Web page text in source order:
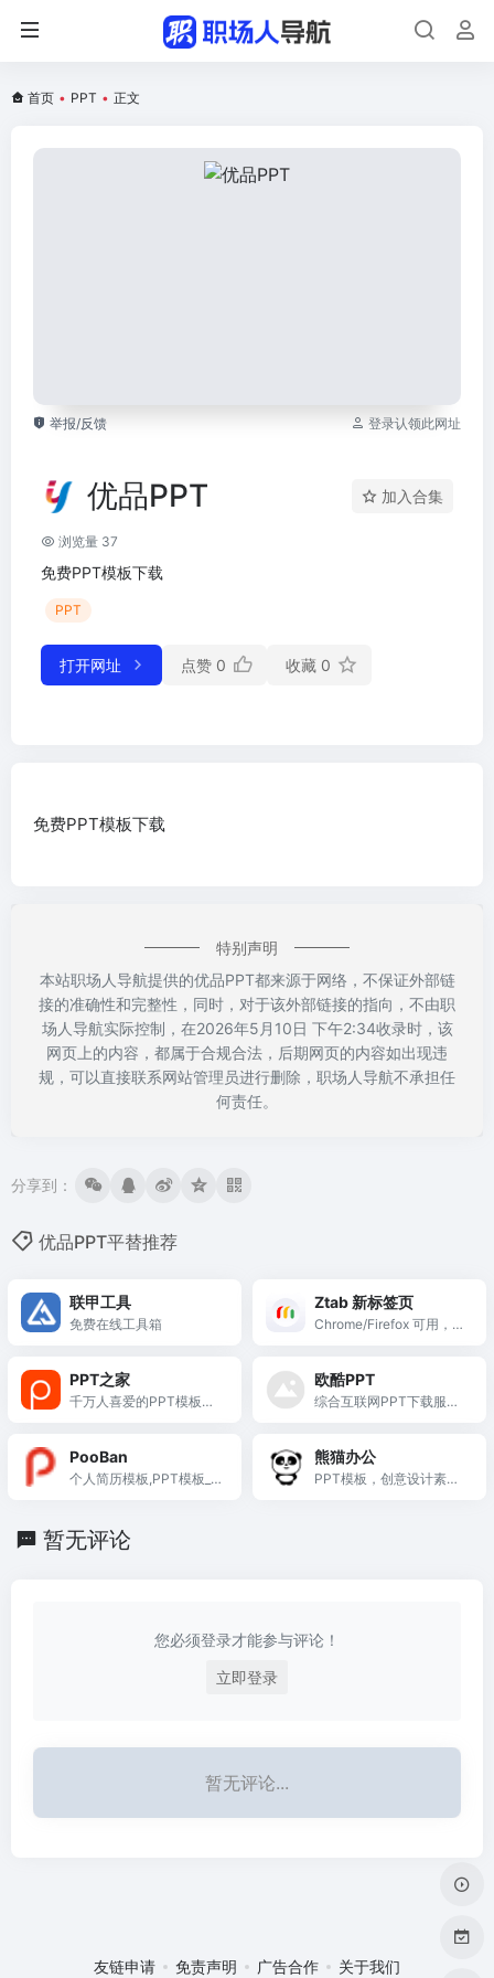
首页 • PPT • 正文
举报/反馈 登录认领此网址
优品PPT 加入合集
浏览量 37
免费PPT模板下载
PPT
打开网址 点赞 0 收藏 0
免费PPT模板下载
特别声明
本站职场人导航提供的优品PPT都来源于网络，不保证外部链
接的准确性和完整性，同时，对于该外部链接的指向，不由职
场人导航实际控制，在2026年5月10日 下午2:34收录时，该
网页上的内容，都属于合规合法，后期网页的内容如出现违
规，可以直接联系网站管理员进行删除，职场人导航不承担任
何责任。
分享到：
优品PPT平替推荐
联甲工具
免费在线工具箱
Ztab 新标签页
Chrome/Firefox 可用，自
PPT之家
千万人喜爱的PPT模板下
商务PPT模板、淡雅PPT
模板、工作总结报告PPT
种模板。
欧酷PPT
综合互联网PPT下载服务
PooBan
个人简历模板,PPT模板_
熊猫办公
PPT模板，创意设计素材
暂无评论
您必须登录才能参与评论！
立即登录
暂无评论...
友链申请 免责声明 广告合作 关于我们